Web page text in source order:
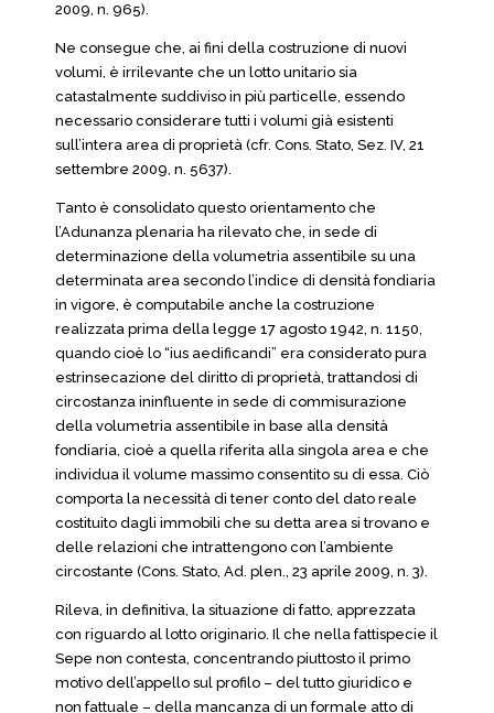
2009, n. 965).
Ne consegue che, ai fini della costruzione di nuovi
volumi, è irrilevante che un lotto unitario sia
catastalmente suddiviso in più particelle, essendo
necessario considerare tutti i volumi già esistenti
sull’intera area di proprietà (cfr. Cons. Stato, Sez. IV, 21
settembre 2009, n. 5637).
Tanto è consolidato questo orientamento che
l’Adunanza plenaria ha rilevato che, in sede di
determinazione della volumetria assentibile su una
determinata area secondo l’indice di densità fondiaria
in vigore, è computabile anche la costruzione
realizzata prima della legge 17 agosto 1942, n. 1150,
quando cioè lo “ius aedificandi” era considerato pura
estrinsecazione del diritto di proprietà, trattandosi di
circostanza ininfluente in sede di commisurazione
della volumetria assentibile in base alla densità
fondiaria, cioè a quella riferita alla singola area e che
individua il volume massimo consentito su di essa. Ciò
comporta la necessità di tener conto del dato reale
costituito dagli immobili che su detta area si trovano e
delle relazioni che intrattengono con l’ambiente
circostante (Cons. Stato, Ad. plen., 23 aprile 2009, n. 3).
Rileva, in definitiva, la situazione di fatto, apprezzata
con riguardo al lotto originario. Il che nella fattispecie il
Sepe non contesta, concentrando piuttosto il primo
motivo dell’appello sul profilo – del tutto giuridico e
non fattuale – della mancanza di un formale atto di